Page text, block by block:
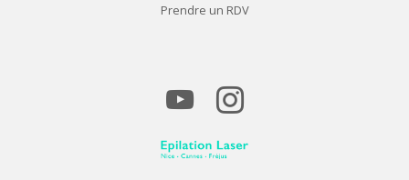
Prendre un RDV